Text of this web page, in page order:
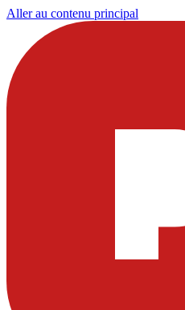
Aller au contenu principal